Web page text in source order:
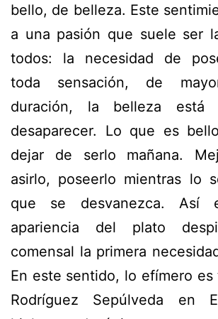
bello, de belleza. Este
a una pasión que suele ser
todos: la necesidad de
toda sensación, de
duración, la belleza está
desaparecer. Lo que es bello
dejar de serlo mañana.
asirlo, poseerlo mientras lo
que se desvanezca. Así
apariencia del plato
comensal la primera
En este sentido, lo efímero es
Rodríguez Sepúlveda en